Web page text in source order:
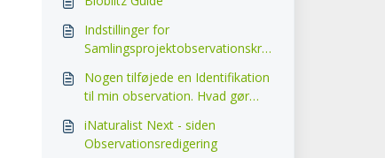
Indstillinger for
Samlingsprojektobservationskra
Nogen tilføjede en Identifikation
til min observation. Hvad gør
iNaturalist Next - siden
Observationsredigering